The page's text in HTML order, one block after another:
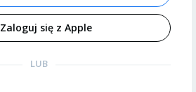
Zaloguj się z Apple
LUB